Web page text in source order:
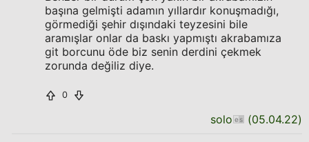
başına gelmişti adamın yıllardır konuşmadığı,
görmediği şehir dışındaki teyzesini bile
aramışlar onlar da baskı yapmıştı akrabamıza
git borcunu öde biz senin derdini çekmek
zorunda değiliz diye.
0
solo (05.04.22)